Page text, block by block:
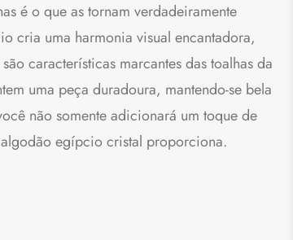
é o que as tornam verdadeiramente
cria uma harmonia visual encantadora,
características marcantes das toalhas da
uma peça duradoura, mantendo-se bela
não somente adicionará um toque de
egípcio cristal proporciona.